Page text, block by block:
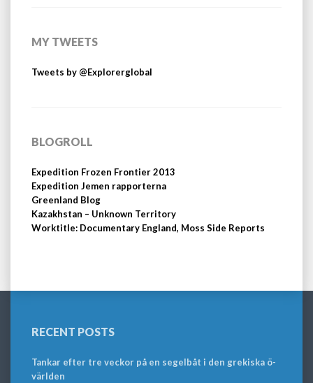
MY TWEETS
Tweets by @Explorerglobal
BLOGROLL
Expedition Frozen Frontier 2013
Expedition Jemen rapporterna
Greenland Blog
Kazakhstan – Unknown Territory
Worktitle: Documentary England, Moss Side Reports
RECENT POSTS
Tankar efter tre veckor på en segelbåt i den grekiska ö-
världen